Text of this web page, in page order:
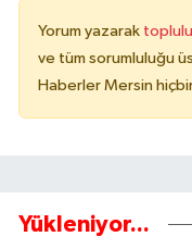
Yorum yazarak
ve tüm sorumluluğu
Haberler Mersin
Yükleniyor...